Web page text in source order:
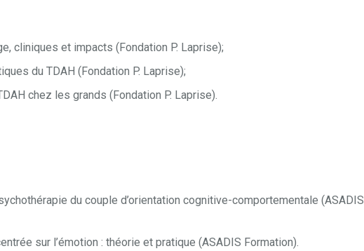
cliniques et impacts (Fondation P. Laprise);
du TDAH (Fondation P. Laprise);
chez les grands (Fondation P. Laprise).
du couple d’orientation cognitive-comportementale (ASADIS
sur l’émotion : théorie et pratique (ASADIS Formation).